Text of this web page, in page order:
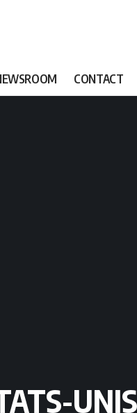
CONTACT